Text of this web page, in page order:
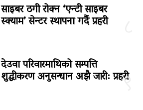
साइबर ठगी रोक्न ‘एन्टी साइबर
स्क्याम’ सेन्टर स्थापना गर्दै प्रहरी
९
देउवा परिवारमाथिको सम्पत्ति
शुद्धीकरण अनुसन्धान अझै जारी: प्रहरी